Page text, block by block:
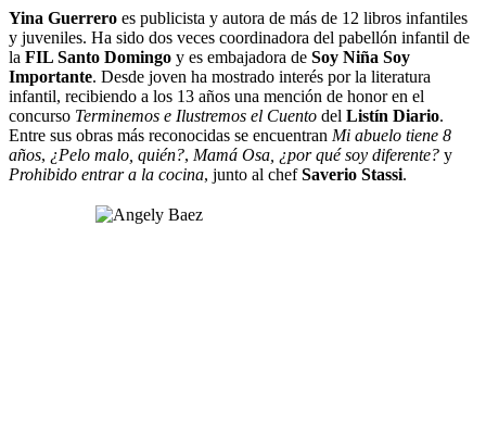
Yina Guerrero es publicista y autora de más de 12 libros infantiles
y juveniles. Ha sido dos veces coordinadora del pabellón infantil de
la FIL Santo Domingo y es embajadora de Soy Niña Soy
Importante. Desde joven ha mostrado interés por la literatura
infantil, recibiendo a los 13 años una mención de honor en el
concurso Terminemos e Ilustremos el Cuento del Listín Diario.
Entre sus obras más reconocidas se encuentran Mi abuelo tiene 8
años, ¿Pelo malo, quién?, Mamá Osa, ¿por qué soy diferente? y
Prohibido entrar a la cocina, junto al chefSaverio Stassi.